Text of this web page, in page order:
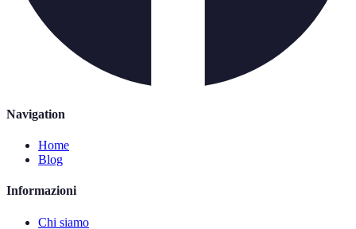
Navigation
Home
Blog
Informazioni
Chi siamo